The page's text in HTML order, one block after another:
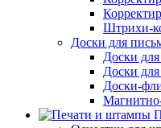
Штрихи-
Доски для
Доски
Доски
Доски-